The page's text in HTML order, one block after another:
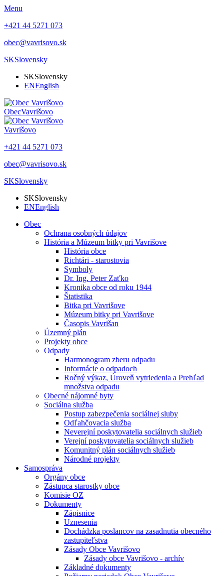
Menu
+421 44 5271 073
obec@vavrisovo.sk
SKSlovensky
SKSlovensky
ENEnglish
ObecVavrišovo
Vavrišovo
+421 44 5271 073
obec@vavrisovo.sk
SKSlovensky
SKSlovensky
ENEnglish
Obec
Ochrana osobných údajov
História a Múzeum bitky pri Vavrišove
História obce
Richtári - starostovia
Symboly
Dr. Ing. Peter Zaťko
Kronika obce od roku 1944
Štatistika
Bitka pri Vavrišove
Múzeum bitky pri Vavrišove
Časopis Vavrišan
Územný plán
Projekty obce
Odpady
Harmonogram zberu odpadu
Informácie o odpadoch
Ročný výkaz, Úroveň vytriedenia a Prehľad
množstva odpadu
Obecné nájomné byty
Sociálna služba
Postup zabezpečenia sociálnej sluby
Odľahčovacia služba
Neverejní poskytovatelia sociálnych služieb
Verejní poskytovatelia sociálnych služieb
Komunitný plán sociálnych služieb
Národné projekty
Samospráva
Orgány obce
Zástupca starostky obce
Komisie OZ
Dokumenty
Zápisnice
Uznesenia
Dochádzka poslancov na zasadnutia obecného
zastupiteľstva
Zásady Obce Vavrišovo
Zásady obce Vavrišovo - archív
Základné dokumenty